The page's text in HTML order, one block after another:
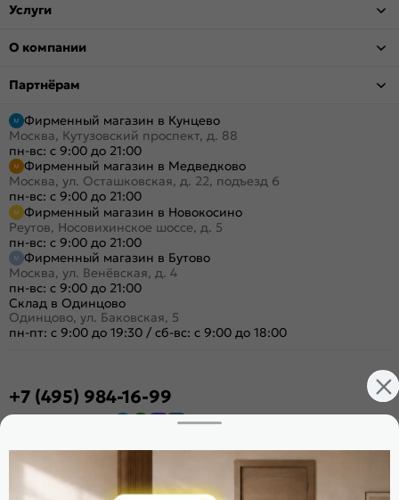
Услуги
О компании
Партнёрам
Фирменный магазин в Кунцево
Москва, Кутузовский проспект, д. 88
пн-вс: с 9:00 до 21:00
Фирменный магазин в Медведково
Москва, ул. Осташковская, д. 22, подъезд 6
пн-вс: с 9:00 до 21:00
Фирменный магазин в Новокосино
Реутов, Носовихинское шоссе, д. 5
пн-вс: с 9:00 до 21:00
Фирменный магазин в Бутово
Москва, ул. Венёвская, д. 4
пн-вс: с 9:00 до 21:00
Склад в Одинцово
Одинцово, ул. Баковская, 5
пн-пт: с 9:00 до 19:30 / сб-вс: с 9:00 до 18:00
+7 (495) 984-16-99
Стать дилером